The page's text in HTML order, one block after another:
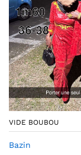
VIDE BOUBOU
Bazin